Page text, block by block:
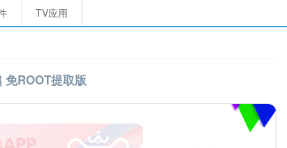
TV应用
免ROOT提取版